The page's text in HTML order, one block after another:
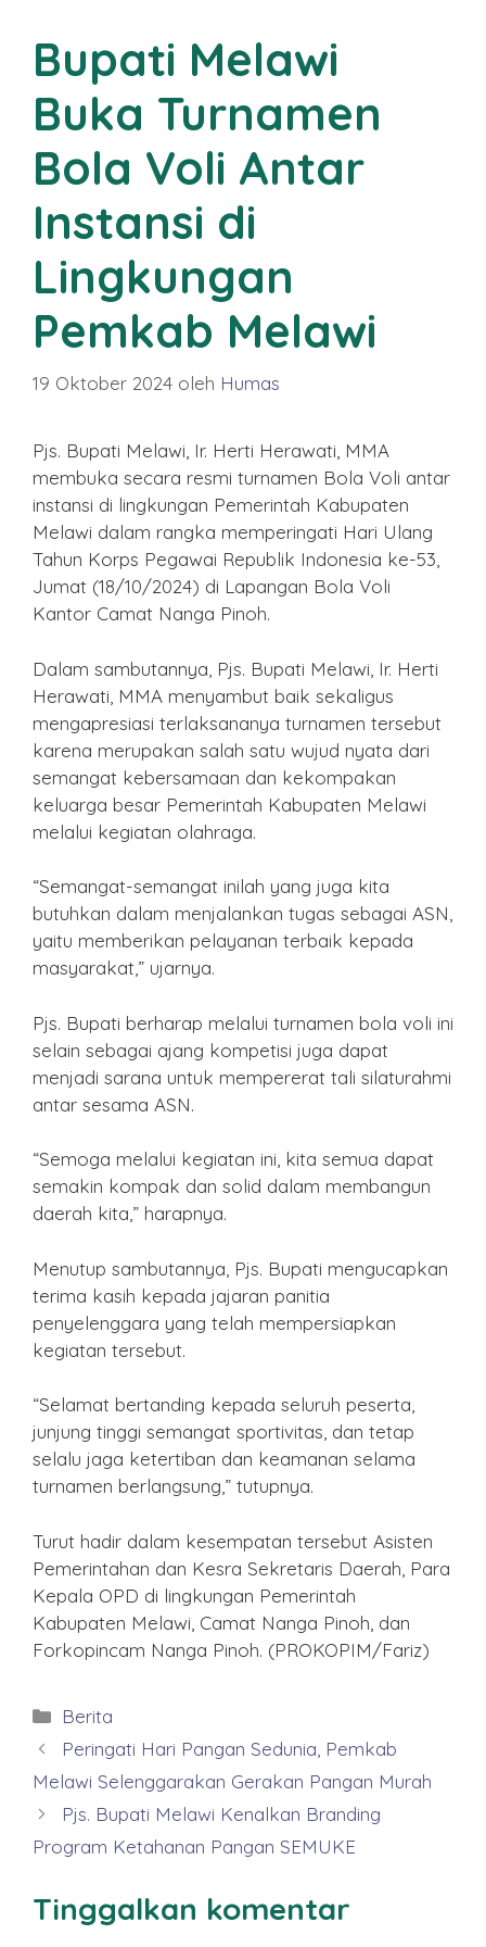
Bupati Melawi
Buka Turnamen
Bola Voli Antar
Instansi di
Lingkungan
Pemkab Melawi
19 Oktober 2024 oleh Humas
Pjs. Bupati Melawi, Ir. Herti Herawati, MMA
membuka secara resmi turnamen Bola Voli antar
instansi di lingkungan Pemerintah Kabupaten
Melawi dalam rangka memperingati Hari Ulang
Tahun Korps Pegawai Republik Indonesia ke-53,
Jumat (18/10/2024) di Lapangan Bola Voli
Kantor Camat Nanga Pinoh.
Dalam sambutannya, Pjs. Bupati Melawi, Ir. Herti
Herawati, MMA menyambut baik sekaligus
mengapresiasi terlaksananya turnamen tersebut
karena merupakan salah satu wujud nyata dari
semangat kebersamaan dan kekompakan
keluarga besar Pemerintah Kabupaten Melawi
melalui kegiatan olahraga.
“Semangat-semangat inilah yang juga kita
butuhkan dalam menjalankan tugas sebagai ASN,
yaitu memberikan pelayanan terbaik kepada
masyarakat,” ujarnya.
Pjs. Bupati berharap melalui turnamen bola voli ini
selain sebagai ajang kompetisi juga dapat
menjadi sarana untuk mempererat tali silaturahmi
antar sesama ASN.
“Semoga melalui kegiatan ini, kita semua dapat
semakin kompak dan solid dalam membangun
daerah kita,” harapnya.
Menutup sambutannya, Pjs. Bupati mengucapkan
terima kasih kepada jajaran panitia
penyelenggara yang telah mempersiapkan
kegiatan tersebut.
“Selamat bertanding kepada seluruh peserta,
junjung tinggi semangat sportivitas, dan tetap
selalu jaga ketertiban dan keamanan selama
turnamen berlangsung,” tutupnya.
Turut hadir dalam kesempatan tersebut Asisten
Pemerintahan dan Kesra Sekretaris Daerah, Para
Kepala OPD di lingkungan Pemerintah
Kabupaten Melawi, Camat Nanga Pinoh, dan
Forkopincam Nanga Pinoh. (PROKOPIM/Fariz)
Kategori
Berita
Peringati Hari Pangan Sedunia, Pemkab
Melawi Selenggarakan Gerakan Pangan Murah
Pjs. Bupati Melawi Kenalkan Branding
Program Ketahanan Pangan SEMUKE
Tinggalkan komentar